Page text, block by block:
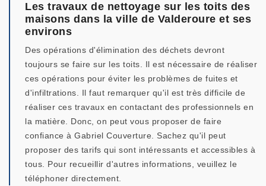
Les travaux de nettoyage sur les toits des
maisons dans la ville de Valderoure et ses
environs
Des opérations d'élimination des déchets devront
toujours se faire sur les toits. Il est nécessaire de réaliser
ces opérations pour éviter les problèmes de fuites et
d'infiltrations. Il faut remarquer qu'il est très difficile de
réaliser ces travaux en contactant des professionnels en
la matière. Donc, on peut vous proposer de faire
confiance à Gabriel Couverture. Sachez qu'il peut
proposer des tarifs qui sont intéressants et accessibles à
tous. Pour recueillir d'autres informations, veuillez le
téléphoner directement.